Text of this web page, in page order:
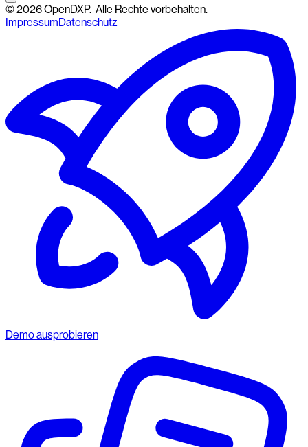
©2026OpenDXP. Alle Rechte vorbehalten.
ImpressumDatenschutz
Demo ausprobieren